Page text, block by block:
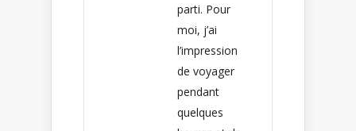
parti. Pour
moi, j’ai
l’impression
de voyager
pendant
quelques